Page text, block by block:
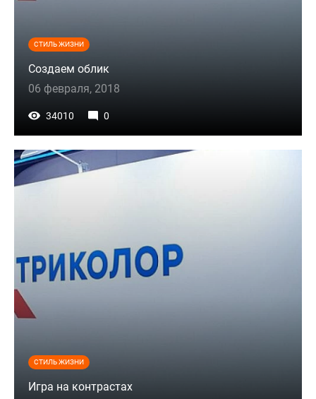
СТИЛЬ ЖИЗНИ
Создаем облик
06 февраля, 2018
34010 0
СТИЛЬ ЖИЗНИ
Игра на контрастах